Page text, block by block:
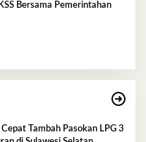
Bersama Pemerintahan
Tambah Pasokan LPG 3